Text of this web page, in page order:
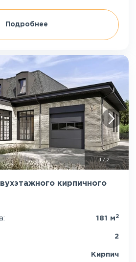
Подробнее
1 /2
кирпичного
181 м 2
2
Кирпич